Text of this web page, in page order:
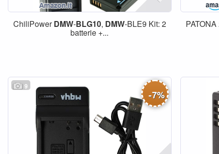
ChiliPowerDMW-BLG10, DMW-BLE9 Kit: 2
batterie +...
9
-7%